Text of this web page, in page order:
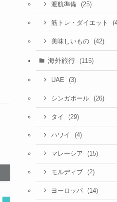
渡航準備 (25)
筋トレ・ダイエット
美味しいもの (42)
海外旅行 (115)
UAE (3)
シンガポール (26)
タイ (29)
ハワイ (4)
マレーシア (15)
モルディブ (2)
ヨーロッパ (14)